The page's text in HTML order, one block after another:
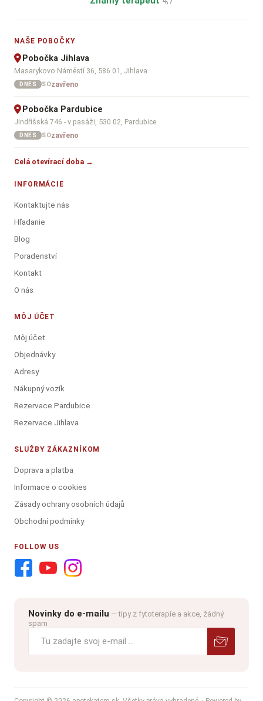
NAŠE POBOČKY
Pobočka Jihlava
Masarykovo Náměstí 36, 586 01, Jihlava
DNES SOzavřeno
Pobočka Pardubice
Jindřišská 746 - v pasáži, 530 02, Pardubice
DNES SOzavřeno
Celá otevírací doba →
INFORMÁCIE
Kontaktujte nás
Hľadanie
Blog
Poradenství
Kontakt
O nás
MÔJ ÚČET
Môj účet
Objednávky
Adresy
Nákupný vozík
Rezervace Pardubice
Rezervace Jihlava
SLUŽBY ZÁKAZNÍKOM
Doprava a platba
Informace o cookies
Zásady ochrany osobních údajů
Obchodní podmínky
FOLLOW US
Novinky do e-mailu — tipy z fytoterapie a akce, žádný
spam